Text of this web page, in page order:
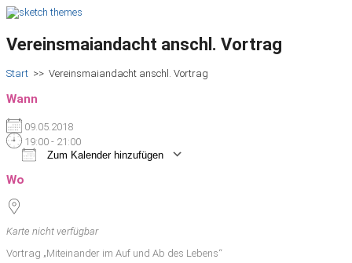
Vereinsmaiandacht anschl. Vortrag
Start >> Vereinsmaiandacht anschl. Vortrag
Wann
09.05.2018
19:00 - 21:00
Zum Kalender hinzufügen
Wo
Karte nicht verfügbar
Vortrag „Miteinander im Auf und Ab des Lebens“